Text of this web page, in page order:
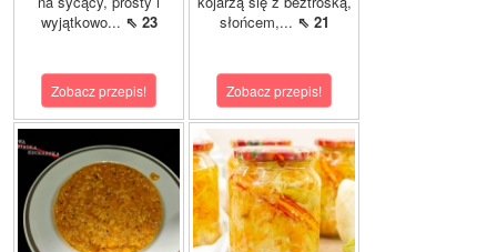
wyjątkowo... ⇖ 23
Zobacz przepis!
słońcem,... ⇖ 21
Zobacz przepis!